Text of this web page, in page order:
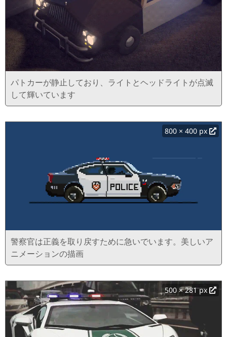
パトカーが静止しており、ライトとヘッドライトが点滅
して輝いています
800 × 400 px
警察官は正義を取り戻すために急いでいます。美しいア
ニメーションの描画
500 × 281 px